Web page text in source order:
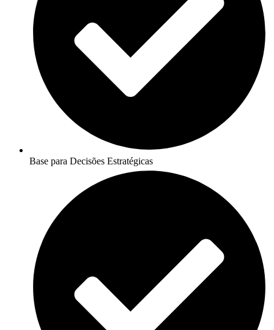
Base para Decisões Estratégicas